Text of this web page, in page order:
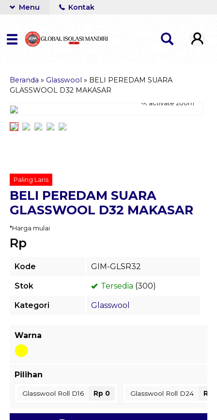
Menu Kontak
Beranda » Glasswool » BELI PEREDAM SUARA
GLASSWOOL D32 MAKASAR
activate zoom
Paling Laris
BELI PEREDAM SUARA
GLASSWOOL D32 MAKASAR
*Harga mulai
Rp
Kode GIM-GLSR32
Stok Tersedia (300)
Kategori Glasswool
Warna
Pilihan
Glasswool Roll D16 Rp 0 Glasswool Roll D24 Rp